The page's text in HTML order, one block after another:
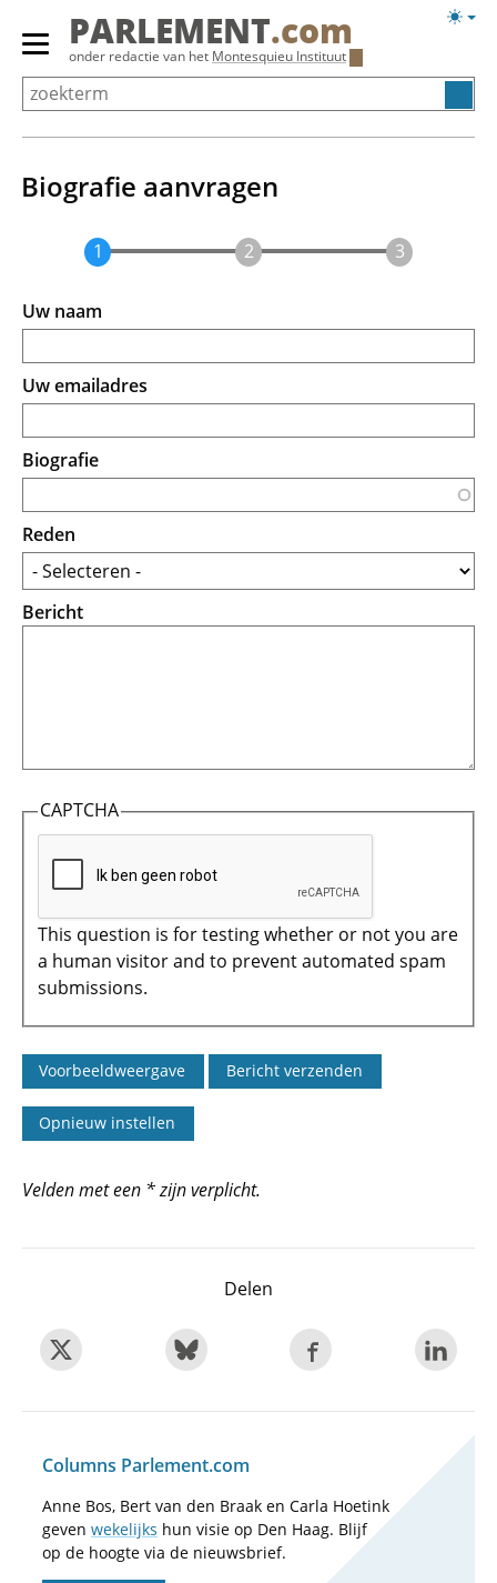
Overslaan
Primair
menu
tonen/verbergen
PARLEMENT.com
onder redactie van het Montesquieu Instituut
Biografie aanvragen
Uw naam
Uw emailadres
Biografie
Reden
Bericht
CAPTCHA
This question is for testing whether or not you are
a human visitor and to prevent automated spam
submissions.
Velden met een * zijn verplicht.
Delen
Columns Parlement.com
Anne Bos, Bert van den Braak en Carla Hoetink
geven wekelijks hun visie op Den Haag. Blijf
op de hoogte via de nieuwsbrief.